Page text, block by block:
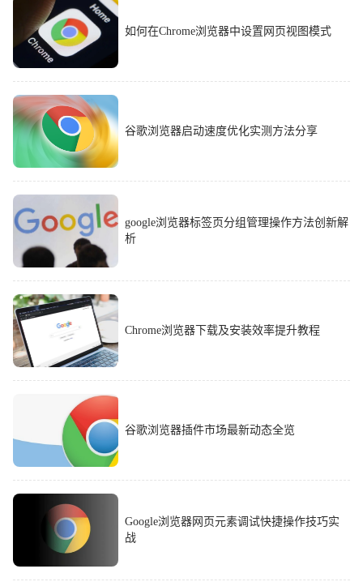
如何在Chrome浏览器中设置网页视图模式
谷歌浏览器启动速度优化实测方法分享
google浏览器标签页分组管理操作方法创新解
析
Chrome浏览器下载及安装效率提升教程
谷歌浏览器插件市场最新动态全览
Google浏览器网页元素调试快捷操作技巧实
战